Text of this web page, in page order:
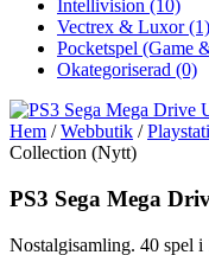
Intellivision (10)
Vectrex & Luxor(1)
Pocketspel (Game
Okategoriserad (0)
Hem /Webbutik /
Collection (Nytt)
PS3 Sega Mega
Nostalgisamling. 40 spel i